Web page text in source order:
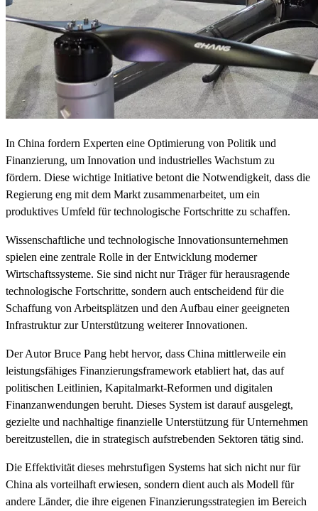
In China fordern Experten eine Optimierung von Politik und
Finanzierung, um Innovation und industrielles Wachstum zu
fördern. Diese wichtige Initiative betont die Notwendigkeit, dass die
Regierung eng mit dem Markt zusammenarbeitet, um ein
produktives Umfeld für technologische Fortschritte zu schaffen.
Wissenschaftliche und technologische Innovationsunternehmen
spielen eine zentrale Rolle in der Entwicklung moderner
Wirtschaftssysteme. Sie sind nicht nur Träger für herausragende
technologische Fortschritte, sondern auch entscheidend für die
Schaffung von Arbeitsplätzen und den Aufbau einer geeigneten
Infrastruktur zur Unterstützung weiterer Innovationen.
Der Autor Bruce Pang hebt hervor, dass China mittlerweile ein
leistungsfähiges Finanzierungsframework etabliert hat, das auf
politischen Leitlinien, Kapitalmarkt-Reformen und digitalen
Finanzanwendungen beruht. Dieses System ist darauf ausgelegt,
gezielte und nachhaltige finanzielle Unterstützung für Unternehmen
bereitzustellen, die in strategisch aufstrebenden Sektoren tätig sind.
Die Effektivität dieses mehrstufigen Systems hat sich nicht nur für
China als vorteilhaft erwiesen, sondern dient auch als Modell für
andere Länder, die ihre eigenen Finanzierungsstrategien im Bereich